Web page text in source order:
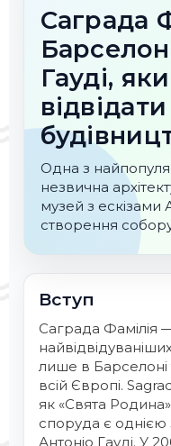
Саграда
Гауді,
Одна з
незвична
музей з ескізами
створення
Вступ
Саграда Фамілія
лише в Барселоні
всій Європі.
як «Свята
споруда є однією
Антоніо Гауді. У